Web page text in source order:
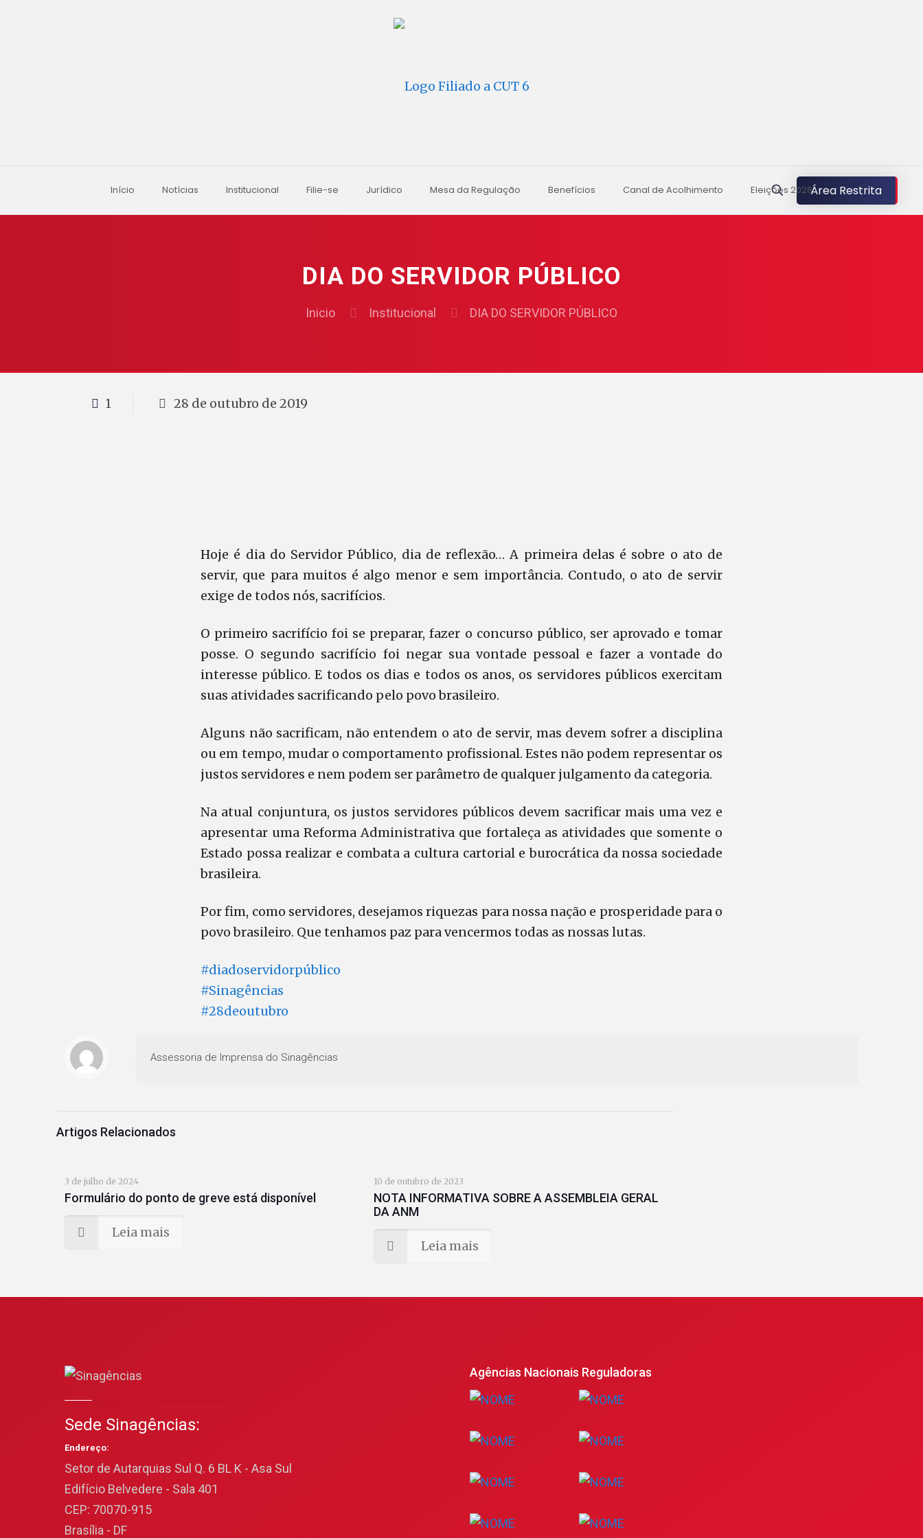
Início Notícias Institucional Filie-se Jurídico Mesa da Regulação Benefícios Canal de Acolhimento Eleições 2026Área Restrita
DIA DO SERVIDOR PÚBLICO
Inicio Institucional DIA DO SERVIDOR PÚBLICO
1 28 de outubro de 2019
Hoje é dia do Servidor Público, dia de reflexão… A primeira delas é sobre o ato de
servir, que para muitos é algo menor e sem importância. Contudo, o ato de servir
exige de todos nós, sacrifícios.
O primeiro sacrifício foi se preparar, fazer o concurso público, ser aprovado e tomar
posse. O segundo sacrifício foi negar sua vontade pessoal e fazer a vontade do
interesse público. E todos os dias e todos os anos, os servidores públicos exercitam
suas atividades sacrificando pelo povo brasileiro.
Alguns não sacrificam, não entendem o ato de servir, mas devem sofrer a disciplina
ou em tempo, mudar o comportamento profissional. Estes não podem representar os
justos servidores e nem podem ser parâmetro de qualquer julgamento da categoria.
Na atual conjuntura, os justos servidores públicos devem sacrificar mais uma vez e
apresentar uma Reforma Administrativa que fortaleça as atividades que somente o
Estado possa realizar e combata a cultura cartorial e burocrática da nossa sociedade
brasileira.
Por fim, como servidores, desejamos riquezas para nossa nação e prosperidade para o
povo brasileiro. Que tenhamos paz para vencermos todas as nossas lutas.
#diadoservidorpúblico
#Sinagências
#28deoutubro
Assessoria de Imprensa do Sinagências
Artigos Relacionados
3 de julho de 2024
Formulário do ponto de greve está disponível
Leia mais
10 de outubro de 2023
NOTA INFORMATIVA SOBRE A ASSEMBLEIA GERAL
DA ANM
Leia mais
Sede Sinagências:
Endereço:
Setor de Autarquias Sul Q. 6 BL K - Asa Sul
Edifício Belvedere - Sala 401
CEP: 70070-915
Brasília - DF
Agências Nacionais Reguladoras